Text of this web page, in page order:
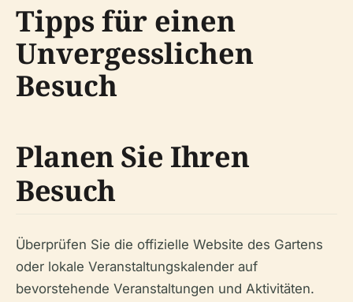
Tipps für einen
Unvergesslichen
Besuch
Planen Sie Ihren
Besuch
Überprüfen Sie die offizielle Website des Gartens
oder lokale Veranstaltungskalender auf
bevorstehende Veranstaltungen und Aktivitäten.